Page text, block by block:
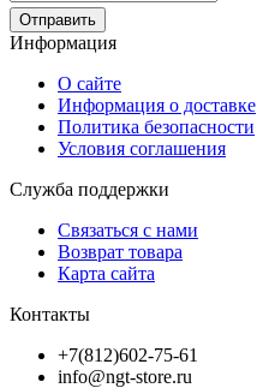
Отправить
Информация
О сайте
Информация о доставке
Политика безопасности
Условия соглашения
Служба поддержки
Связаться с нами
Возврат товара
Карта сайта
Контакты
+7(812)602-75-61
info@ngt-store.ru